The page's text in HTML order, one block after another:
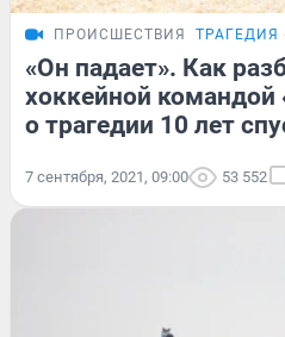
ПРОИСШЕСТВИЯ ТРАГЕДИЯ
«Он падает». Как
хоккейной командой
о трагедии 10 лет
7 сентября, 2021, 09:00 53 552